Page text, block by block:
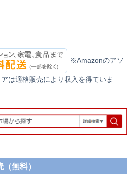
※Amazonのアソ
は適格販売により収入を得ていま
無料）